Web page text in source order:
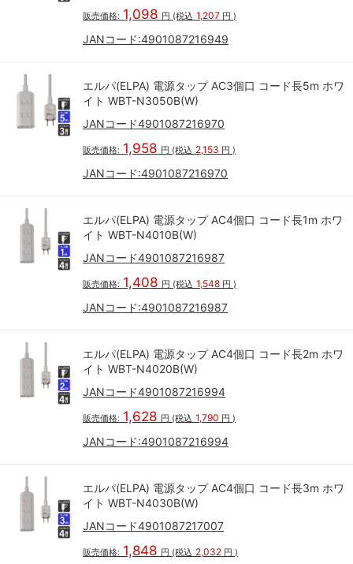
販売価格: 1,098 円 (税込 1,207 円 )
JANコード:4901087216949
エルパ(ELPA) 電源タップ AC3個口 コード長5m ホワ
イト WBT-N3050B(W)
JANコード4901087216970
販売価格: 1,958 円 (税込 2,153 円 )
JANコード:4901087216970
エルパ(ELPA) 電源タップ AC4個口 コード長1m ホワ
イト WBT-N4010B(W)
JANコード4901087216987
販売価格: 1,408 円 (税込 1,548 円 )
JANコード:4901087216987
エルパ(ELPA) 電源タップ AC4個口 コード長2m ホワ
イト WBT-N4020B(W)
JANコード4901087216994
販売価格: 1,628 円 (税込 1,790 円 )
JANコード:4901087216994
エルパ(ELPA) 電源タップ AC4個口 コード長3m ホワ
イト WBT-N4030B(W)
JANコード4901087217007
販売価格: 1,848 円 (税込 2,032 円 )